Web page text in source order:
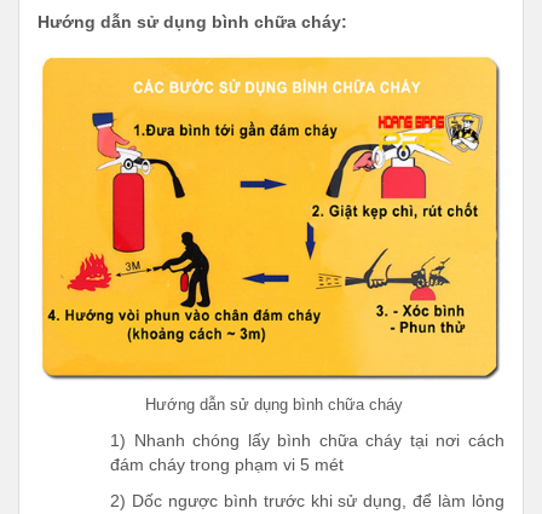
Hướng dẫn sử dụng bình chữa cháy:
Hướng dẫn sử dụng bình chữa cháy
1) Nhanh chóng lấy bình chữa cháy tại nơi cách
đám cháy trong phạm vi 5 mét
2) Dốc ngược bình trước khi sử dụng, để làm lỏng